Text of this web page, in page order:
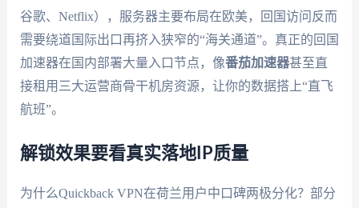
谷歌、Netflix），服务器主要布局在欧美，回国访问反而
需要绕道国际出口再挤入狭窄的“海关通道”。真正的回国
加速器在国内部署大量入口节点，像番茄加速器甚至直
接租用三大运营商骨干机房资源，让你的数据搭上“直飞
航班”。
解锁效果要看真实落地IP质量
为什么Quickback VPN在荷兰用户中口碑两极分化？部分